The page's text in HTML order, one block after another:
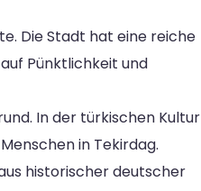
Die Stadt hat eine reiche
Pünktlichkeit und
In der türkischen Kultur
in Tekirdag.
historischer deutscher